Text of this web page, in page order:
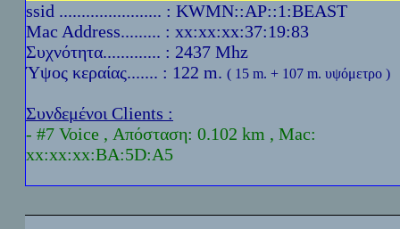
ssid ....................... : KWMN::AP::1:BEAST
Mac Address......... : xx:xx:xx:37:19:83
Συχνότητα............. : 2437 Mhz
Ύψoς κεραίας....... : 122 m. ( 15 m. + 107 m. υψόμετρο )
Συνδεμένοι Clients :
- #7 Voice , Απόσταση: 0.102 km , Mac:
xx:xx:xx:BA:5D:A5